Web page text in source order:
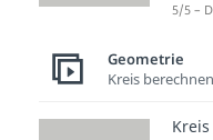
an:
5/5 –
Geometrie
Kreis berechnen
Kreis